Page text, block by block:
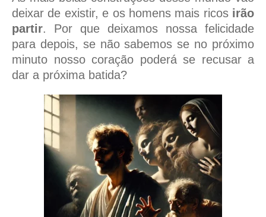
deixar de existir, e os homens mais ricos irão
partir. Por que deixamos nossa felicidade
para depois, se não sabemos se no próximo
minuto nosso coração poderá se recusar a
dar a próxima batida?